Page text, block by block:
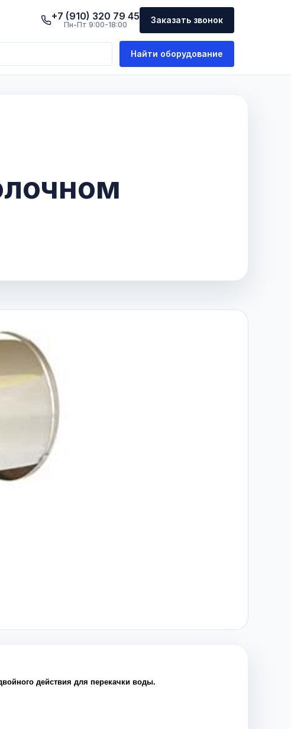
+7 (910) 320 79 45
Пн-Пт 9:00-18:00 Заказать звонок
Найти оборудование
действия для перекачки воды.